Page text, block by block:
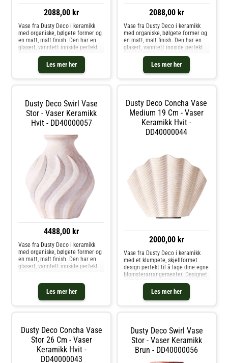
2088,00 kr
Les mer her
Vase fra Dusty Deco i keramikk
med organiske, bølgete former og
en matt, malt finish. Den har en
glasert, vanntett innside perfekt
for snittblomster og kvister.
Designet av Edin & Lina Kjellvertz.
Om vasen fra Dusty Deco- Finnes i
forskjellige varianter.- Vanntett
Dekorasjon hos Royal Design.
2088,00 kr
Les mer her
Vase fra Dusty Deco i keramikk
med organiske, bølgete former og
en matt, malt finish. Den har en
glasert, vanntett innside perfekt
for snittblomster og kvister.
Designet av Edin & Lina Kjellvertz.
Om vasen fra Dusty Deco- Finnes i
forskjellige varianter.- Vanntett
Dekorasjon hos Royal Design.
Dusty Deco Swirl Vase
Stor - Vaser Keramikk
Hvit - DD40000057
4488,00 kr
Les mer her
Vase fra Dusty Deco i keramikk
med organiske, bølgete former og
en matt, malt finish. Den har en
glasert, vanntett innside perfekt
Om vasen fra Dusty Deco- Finnes i
forskjellige varianter.- Vanntett
innside.- Designet av Edin & Lina
Dusty Deco Concha Vase
Medium 19 Cm - Vaser
Keramikk Hvit -
DD40000044
2000,00 kr
Les mer her
Vase fra Dusty Deco i keramikk
med et klumpete, skjellformet
design perfekt til å lage dine egne
blomsterarrangementer. Designet
vasen fra Dusty Deco- Velg
mellom ulike farger og størrelser.-
Hver artikkel er unik og kan
Royal Design.
Dusty Deco Concha Vase
Stor 26 Cm - Vaser
Keramikk Hvit -
DD40000043
Dusty Deco Swirl Vase
Stor - Vaser Keramikk
Brun - DD40000056